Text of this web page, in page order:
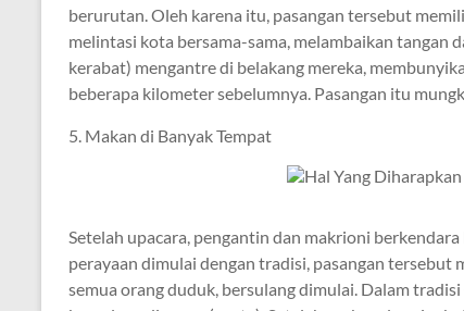
berurutan. Oleh karena itu, pasangan tersebut
melintasi kota bersama-sama, melambaikan tangan
kerabat) mengantre di belakang mereka,
beberapa kilometer sebelumnya. Pasangan itu
5. Makan di Banyak Tempat
Setelah upacara, pengantin dan makrioni
perayaan dimulai dengan tradisi, pasangan tersebut
semua orang duduk, bersulang dimulai. Dalam